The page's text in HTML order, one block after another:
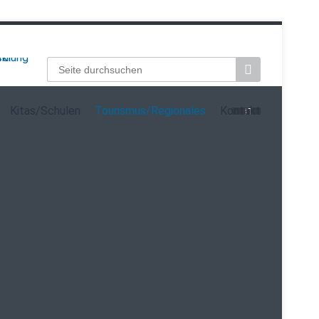
Suchbegriffe
Tourismus/Regionales Kontakt